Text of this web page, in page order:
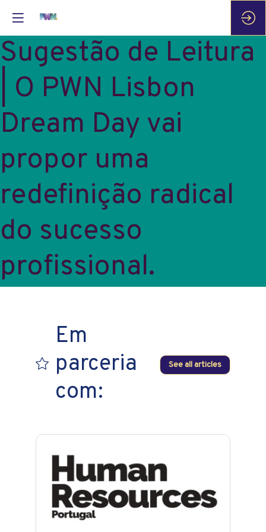
Sugestão de Leitura
| O PWN Lisbon
Dream Day vai
propor uma
redefinição radical
do sucesso
profissional.
Em
parceria
com:
See all articles